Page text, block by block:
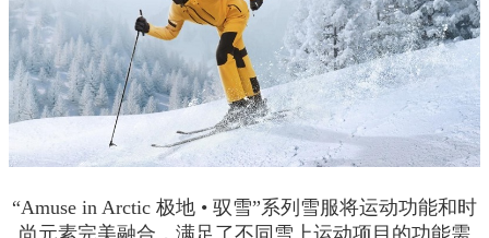
“Amuse in Arctic 极地 • 驭雪”系列雪服将运动功能和时
尚元素完美融合，满足了不同雪上运动项目的功能需